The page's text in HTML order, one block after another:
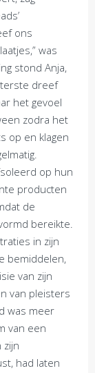
ons
was
stond Anja,
dreef
het gevoel
zodra het
op en klagen
op hun
producten
de
bereikte.
in zijn
bemiddelen,
van zijn
van pleisters
was meer
van een
zijn
had laten